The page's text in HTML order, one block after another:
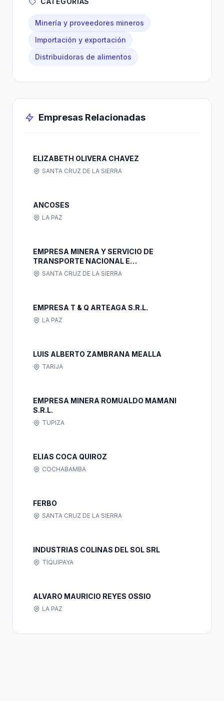
Minería y proveedores mineros
Importación y exportación
Distribuidoras de alimentos
Empresas Relacionadas
ELIZABETH OLIVERA CHAVEZ
SANTA CRUZ DE LA SIERRA
ANCOSES
LA PAZ
EMPRESA MINERA Y SERVICIO DE
TRANSPORTE NACIONAL E
INTERNACIONAL LUISVAL S.R.L.
SANTA CRUZ DE LA SIERRA
EMPRESA T & Q ARTEAGA S.R.L.
LA PAZ
LUIS ALBERTO ZAMBRANA MEALLA
TARIJA
EMPRESA MINERA ROMUALDO MAMANI
S.R.L.
TUPIZA
ELIAS COCA QUIROZ
COCHABAMBA
FERBO
SANTA CRUZ DE LA SIERRA
INDUSTRIAS COLINAS DEL SOL SRL
TIQUIPAYA
ALVARO MAURICIO REYES OSSIO
LA PAZ